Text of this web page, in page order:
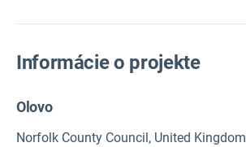
Informácie o projekte
Olovo
Norfolk County Council, United Kingdom